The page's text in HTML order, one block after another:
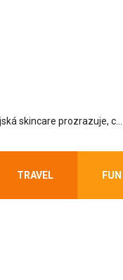
se airport outfity, ...
TRAVEL FUN